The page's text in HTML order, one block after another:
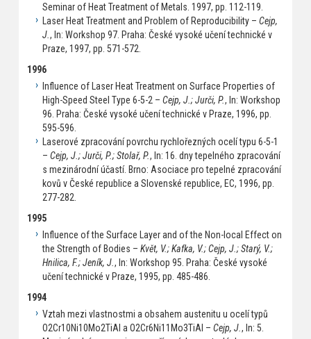
Seminar of Heat Treatment of Metals. 1997, pp. 112-119.
Laser Heat Treatment and Problem of Reproducibility – Cejp,
J., In: Workshop 97. Praha: České vysoké učení technické v
Praze, 1997, pp. 571-572.
1996
Influence of Laser Heat Treatment on Surface Properties of
High-Speed Steel Type 6-5-2 – Cejp, J.; Jurči, P., In: Workshop
96. Praha: České vysoké učení technické v Praze, 1996, pp.
595-596.
Laserové zpracování povrchu rychlořezných ocelí typu 6-5-1
– Cejp, J.; Jurči, P.; Stolař, P., In: 16. dny tepelného zpracování
s mezinárodní účastí. Brno: Asociace pro tepelné zpracování
kovů v České republice a Slovenské republice, EC, 1996, pp.
277-282.
1995
Influence of the Surface Layer and of the Non-local Effect on
the Strength of Bodies – Květ, V.; Kafka, V.; Cejp, J.; Starý, V.;
Hnilica, F.; Jeník, J., In: Workshop 95. Praha: České vysoké
učení technické v Praze, 1995, pp. 485-486.
1994
Vztah mezi vlastnostmi a obsahem austenitu u ocelí typů
O2Cr10Ni10Mo2TiAl a O2Cr6Ni11Mo3TiAl – Cejp, J., In: 5.